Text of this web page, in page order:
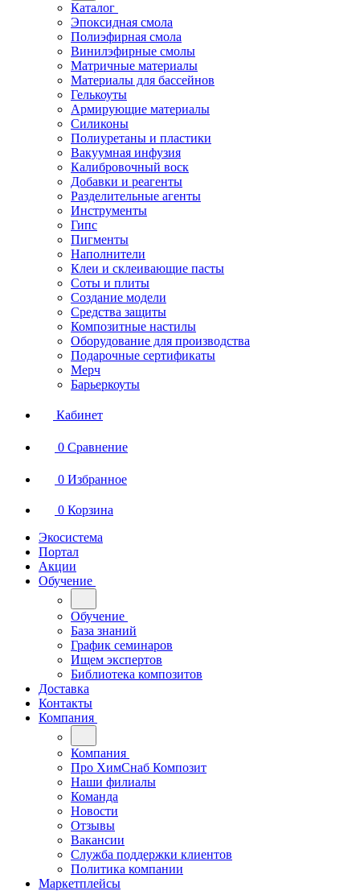
Каталог
Эпоксидная смола
Полиэфирная смола
Винилэфирные смолы
Матричные материалы
Материалы для бассейнов
Гелькоуты
Армирующие материалы
Силиконы
Полиуретаны и пластики
Вакуумная инфузия
Калибровочный воск
Добавки и реагенты
Разделительные агенты
Инструменты
Гипс
Пигменты
Наполнители
Клеи и склеивающие пасты
Соты и плиты
Создание модели
Средства защиты
Композитные настилы
Оборудование для производства
Подарочные сертификаты
Мерч
Барьеркоуты
Кабинет
0 Сравнение
0 Избранное
0 Корзина
Экосистема
Портал
Акции
Обучение
Обучение
База знаний
График семинаров
Ищем экспертов
Библиотека композитов
Доставка
Контакты
Компания
Компания
Про ХимСнаб Композит
Наши филиалы
Команда
Новости
Отзывы
Вакансии
Служба поддержки клиентов
Политика компании
Маркетплейсы